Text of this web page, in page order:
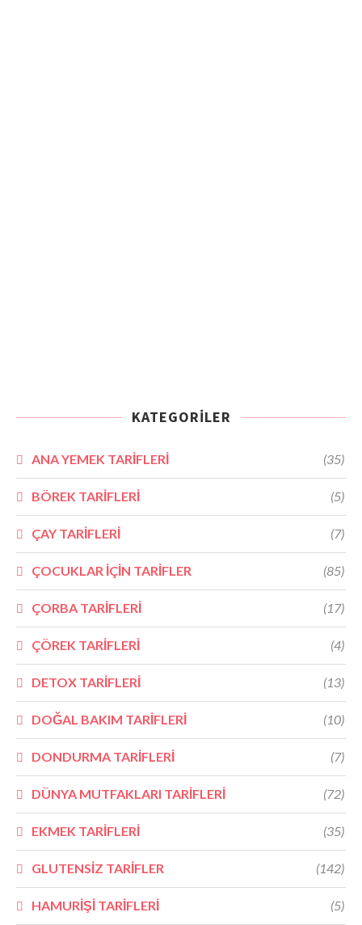
KATEGORILER
ANA YEMEK TARİFLERİ (35)
BÖREK TARİFLERİ (5)
ÇAY TARİFLERİ (7)
ÇOCUKLAR İÇİN TARİFLER (85)
ÇORBA TARİFLERİ (17)
ÇÖREK TARİFLERİ (4)
DETOX TARİFLERİ (13)
DOĞAL BAKIM TARİFLERİ (10)
DONDURMA TARİFLERİ (7)
DÜNYA MUTFAKLARI TARİFLERİ (72)
EKMEK TARİFLERİ (35)
GLUTENSİZ TARİFLER (142)
HAMURİŞİ TARİFLERİ (5)